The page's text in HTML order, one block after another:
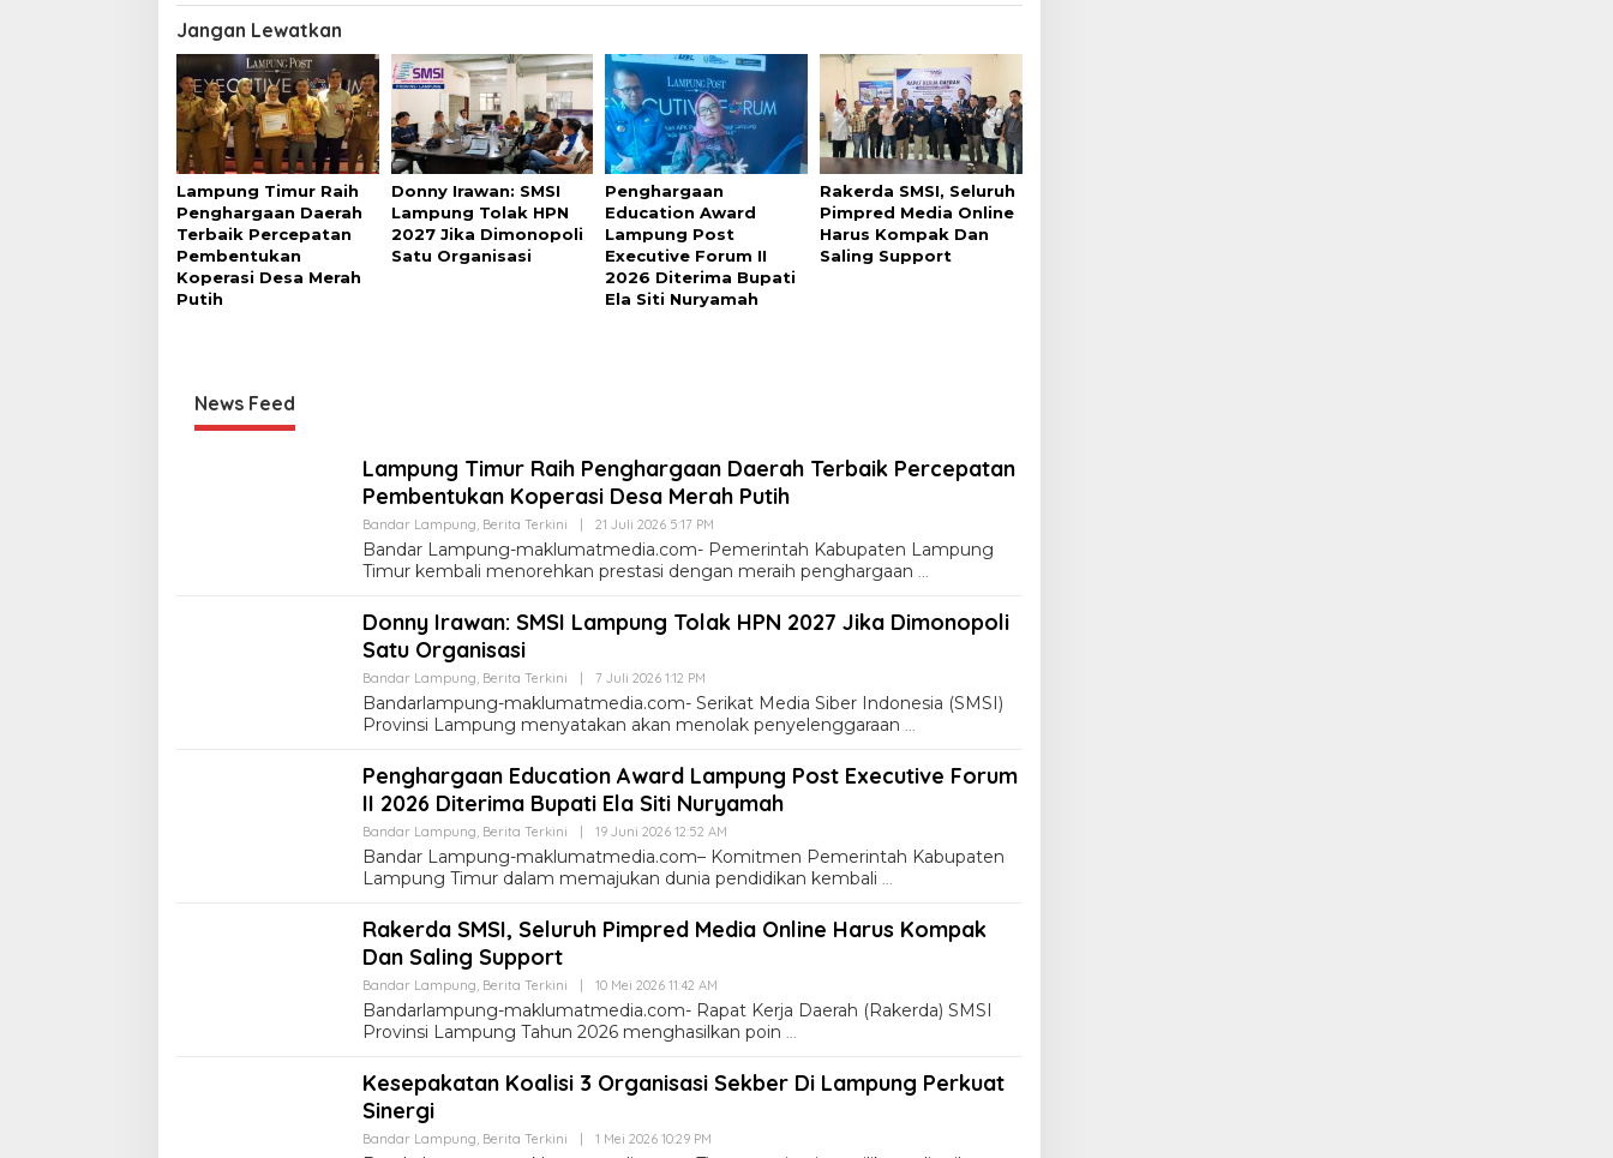
Jangan Lewatkan
Lampung Timur Raih
Penghargaan Daerah
Terbaik Percepatan
Pembentukan
Koperasi Desa Merah
Putih
Donny Irawan: SMSI
Lampung Tolak HPN
2027 Jika Dimonopoli
Satu Organisasi
Penghargaan
Education Award
Lampung Post
Executive Forum II
2026 Diterima Bupati
Ela Siti Nuryamah
Rakerda SMSI, Seluruh
Pimpred Media Online
Harus Kompak Dan
Saling Support
News Feed
Lampung Timur Raih Penghargaan Daerah Terbaik Percepatan
Pembentukan Koperasi Desa Merah Putih
Bandar Lampung, Berita Terkini 21 Juli 2026 5:17 PM
Bandar Lampung-maklumatmedia.com- Pemerintah Kabupaten Lampung
Timur kembali menorehkan prestasi dengan meraih penghargaan
Donny Irawan: SMSI Lampung Tolak HPN 2027 Jika Dimonopoli
Satu Organisasi
Bandar Lampung, Berita Terkini 7 Juli 2026 1:12 PM
Bandarlampung-maklumatmedia.com- Serikat Media Siber Indonesia (SMSI)
Provinsi Lampung menyatakan akan menolak penyelenggaraan
Penghargaan Education Award Lampung Post Executive Forum
II 2026 Diterima Bupati Ela Siti Nuryamah
Bandar Lampung, Berita Terkini 19 Juni 2026 12:52 AM
Bandar Lampung-maklumatmedia.com– Komitmen Pemerintah Kabupaten
Lampung Timur dalam memajukan dunia pendidikan kembali
Rakerda SMSI, Seluruh Pimpred Media Online Harus Kompak
Dan Saling Support
Bandar Lampung, Berita Terkini 10 Mei 2026 11:42 AM
Bandarlampung-maklumatmedia.com- Rapat Kerja Daerah (Rakerda) SMSI
Provinsi Lampung Tahun 2026 menghasilkan poin
Kesepakatan Koalisi 3 Organisasi Sekber Di Lampung Perkuat
Sinergi
Bandar Lampung, Berita Terkini 1 Mei 2026 10:29 PM